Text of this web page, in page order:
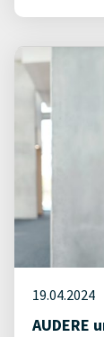
19.04.2024